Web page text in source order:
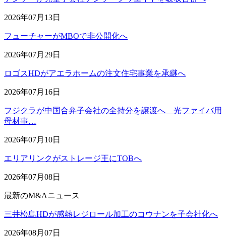
2026年07月13日
フューチャーがMBOで非公開化へ
2026年07月29日
ロゴスHDがアエラホームの注文住宅事業を承継へ
2026年07月16日
フジクラが中国合弁子会社の全持分を譲渡へ 光ファイバ用
母材事…
2026年07月10日
エリアリンクがストレージ王にTOBへ
2026年07月08日
最新のM&Aニュース
三井松島HDが感熱レジロール加工のコウナンを子会社化へ
2026年08月07日